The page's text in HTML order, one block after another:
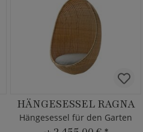
HÄNGESESSEL RAGNA
Hängesessel für den Garten